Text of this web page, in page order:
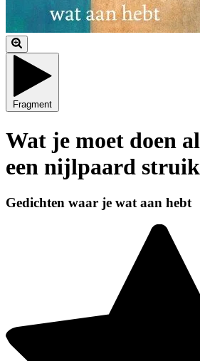
Fragment
Wat je moet doen
een nijlpaard
Gedichten waar je wat aan hebt